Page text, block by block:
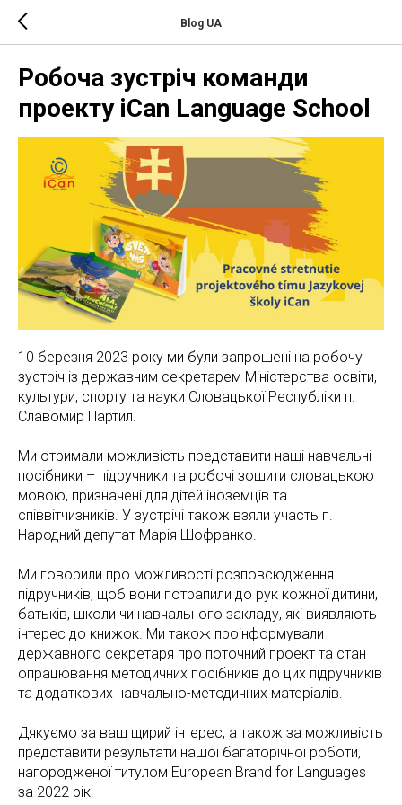
Blog UA
Робоча зустріч команди
проекту iCan Language School
10 березня 2023 року ми були запрошені на робочу
зустріч із державним секретарем Міністерства освіти,
культури, спорту та науки Словацької Республіки п.
Славомир Партил.
Ми отримали можливість представити наші навчальні
посібники – підручники та робочі зошити словацькою
мовою, призначені для дітей іноземців та
співвітчизників. У зустрічі також взяли участь п.
Народний депутат Марія Шофранко.
Ми говорили про можливості розповсюдження
підручників, щоб вони потрапили до рук кожної дитини,
батьків, школи чи навчального закладу, які виявляють
інтерес до книжок. Ми також проінформували
державного секретаря про поточний проект та стан
опрацювання методичних посібників до цих підручників
та додаткових навчально-методичних матеріалів.
Дякуємо за ваш щирий інтерес, а також за можливість
представити результати нашої багаторічної роботи,
нагородженої титулом European Brand for Languages ​​
за 2022 рік.